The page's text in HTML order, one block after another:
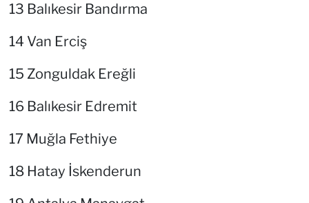
13 Balıkesir Bandırma
14 Van Erciş
15 Zonguldak Ereğli
16 Balıkesir Edremit
17 Muğla Fethiye
18 Hatay İskenderun